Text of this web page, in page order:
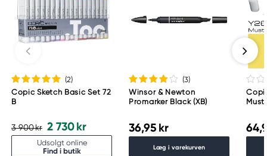
Copic
Too Marker Products Inc.
Meguro Higashiyama Bldg., 1-4-4 Higashiyama,
Meguro-ku
www.toomarker.co.jp
(2)
Copic Sketch Basic Set 72
B
3 900 kr 2 730 kr
Udsolgt online
Find i butik
(3)
Winsor & Newton
Promarker Black (XB)
36,95 kr
Læg i varekurven